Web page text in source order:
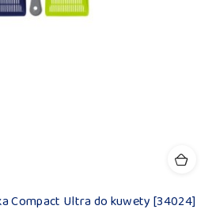
Compact Ultra do kuwety [34024]